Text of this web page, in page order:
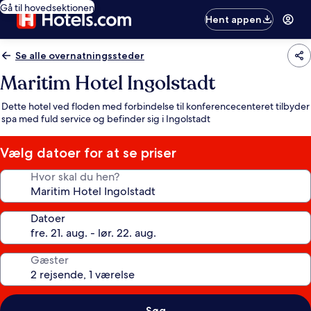
Gå til hovedsektionen
Hent appen
Se alle overnatningssteder
Maritim Hotel Ingolstadt
Dette hotel ved floden med forbindelse til konferencecenteret tilbyder
spa med fuld service og befinder sig i Ingolstadt
Vælg datoer for at se priser
Hvor skal du hen?
Datoer
Gæster